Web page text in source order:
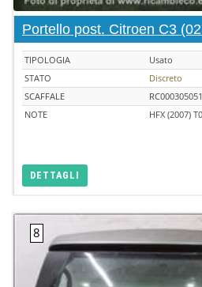
Portello post. Citroen C3
TIPOLOGIA
Usato
STATO
Discreto
SCAFFALE
NOTE
HFX (2007)
DETTAGLI